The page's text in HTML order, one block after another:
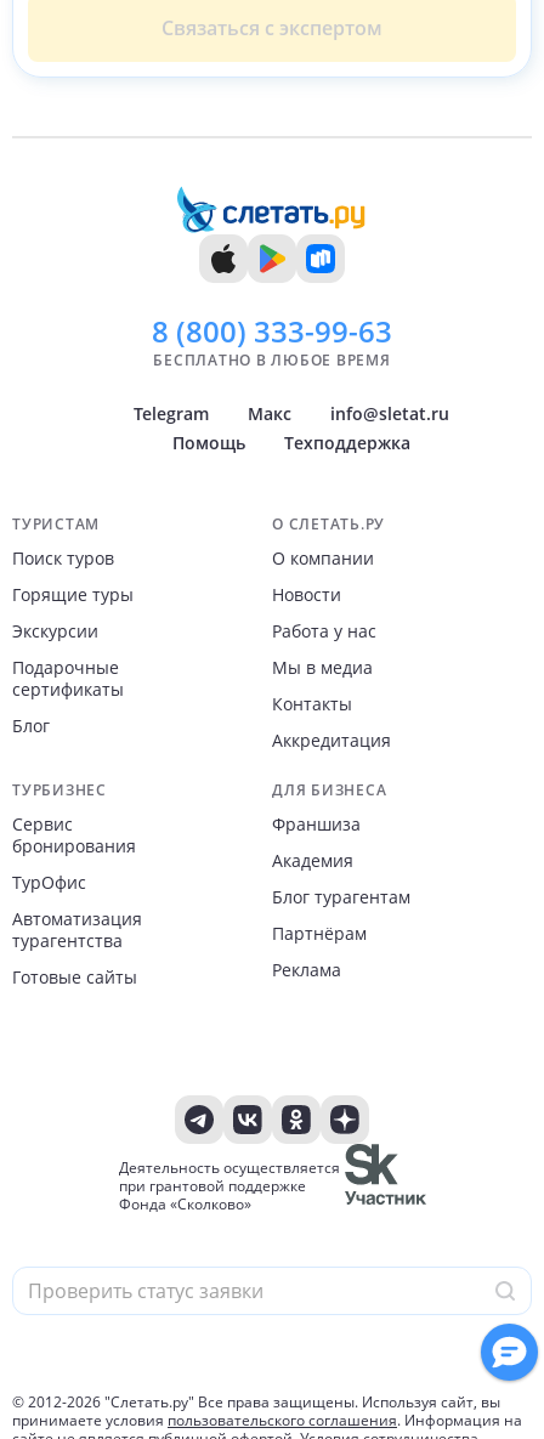
Связаться с экспертом
8 (800) 333-99-63
БЕСПЛАТНО В ЛЮБОЕ ВРЕМЯ
Telegram Макс
info@sletat.ru
Помощь
Техподдержка
Навигация по сайту
ТУРИСТАМ
Поиск туров
Горящие туры
Экскурсии
Подарочные
сертификаты
Блог
О СЛЕТАТЬ.РУ
О компании
Новости
Работа у нас
Мы в медиа
Контакты
Аккредитация
ТУРБИЗНЕС
Сервис
бронирования
ТурОфис
Автоматизация
турагентства
Готовые сайты
ДЛЯ БИЗНЕСА
Франшиза
Академия
Блог турагентам
Партнёрам
Реклама
Деятельность осуществляется
при грантовой поддержке
Фонда «Сколково»
© 2012-2026"Слетать.ру" Все права защищены. Используя сайт, вы
принимаете условия пользовательского соглашения. Информация на